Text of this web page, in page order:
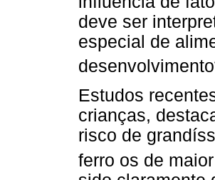
deve ser
especial de
desenvolvimento
Estudos
crianças,
risco de
ferro os de